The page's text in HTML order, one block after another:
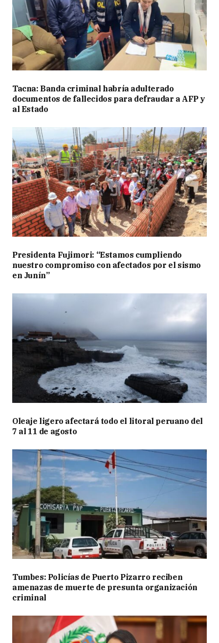
Tacna: Banda criminal habría adulterado
documentos de fallecidos para defraudar a AFP y
al Estado
Presidenta Fujimori: “Estamos cumpliendo
nuestro compromiso con afectados por el sismo
en Junín”
Oleaje ligero afectará todo el litoral peruano del
7 al 11 de agosto
Tumbes: Policías de Puerto Pizarro reciben
amenazas de muerte de presunta organización
criminal